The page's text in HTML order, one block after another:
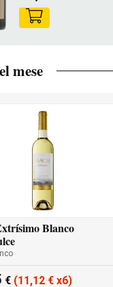
mese
Blanco
€ (11,12 € x6)